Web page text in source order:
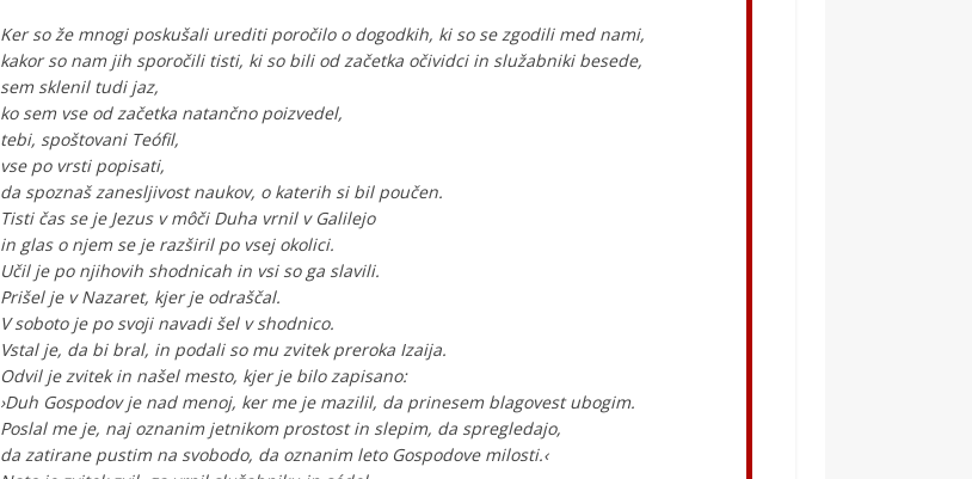
Ker so že mnogi poskušali urediti poročilo o dogodkih, ki so se zgodili med nami,
kakor so nam jih sporočili tisti, ki so bili od začetka očividci in služabniki besede,
sem sklenil tudi jaz,
ko sem vse od začetka natančno poizvedel,
tebi, spoštovani Teófil,
vse po vrsti popisati,
da spoznaš zanesljivost naukov, o katerih si bil poučen.
Tisti čas se je Jezus v môči Duha vrnil v Galilejo
in glas o njem se je razširil po vsej okolici.
Učil je po njihovih shodnicah in vsi so ga slavili.
Prišel je v Nazaret, kjer je odraščal.
V soboto je po svoji navadi šel v shodnico.
Vstal je, da bi bral, in podali so mu zvitek preroka Izaija.
Odvil je zvitek in našel mesto, kjer je bilo zapisano:
›Duh Gospodov je nad menoj, ker me je mazilil, da prinesem blagovest ubogim.
Poslal me je, naj oznanim jetnikom prostost in slepim, da spregledajo,
da zatirane pustim na svobodo, da oznanim leto Gospodove milosti.‹